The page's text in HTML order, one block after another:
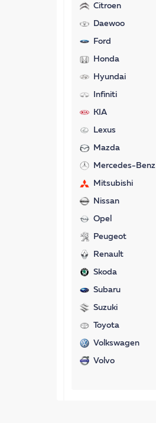
Citroen
Daewoo
Ford
Honda
Hyundai
Infiniti
KIA
Lexus
Mazda
Mercedes-Benz
Mitsubishi
Nissan
Opel
Peugeot
Renault
Skoda
Subaru
Suzuki
Toyota
Volkswagen
Volvo